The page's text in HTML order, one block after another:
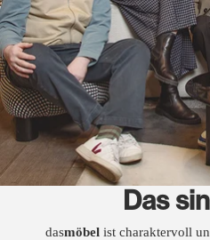
Das
dasmöbelist charaktervoll